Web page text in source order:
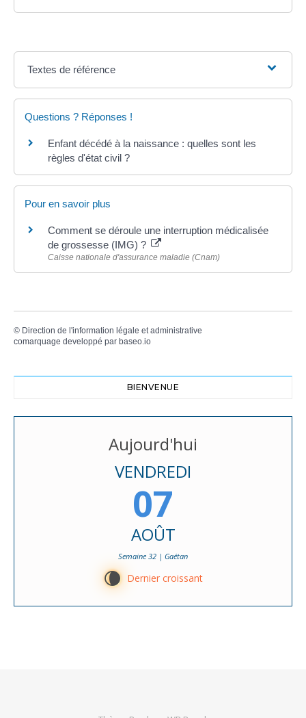
Textes de référence
Questions ? Réponses !
Enfant décédé à la naissance : quelles sont les
règles d'état civil ?
Pour en savoir plus
Comment se déroule une interruption médicalisée
de grossesse (IMG) ?
Caisse nationale d'assurance maladie (Cnam)
© Direction de l'information légale et administrative
comarquage developpé par baseo.io
BIENVENUE
Aujourd'hui
VENDREDI
07
AOÛT
Semaine 32 | Gaétan
V Dernier croissant